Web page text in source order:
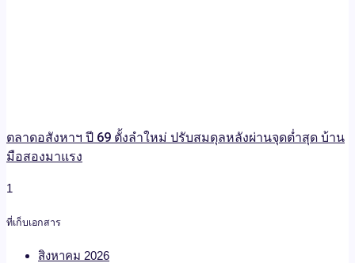
ตลาดอสังหาฯ ปี 69 ตั้งลำใหม่ ปรับสมดุลหลังผ่านจุดต่ำสุด บ้าน
มือสองมาแรง
ที่เก็บเอกสาร
สิงหาคม 2026